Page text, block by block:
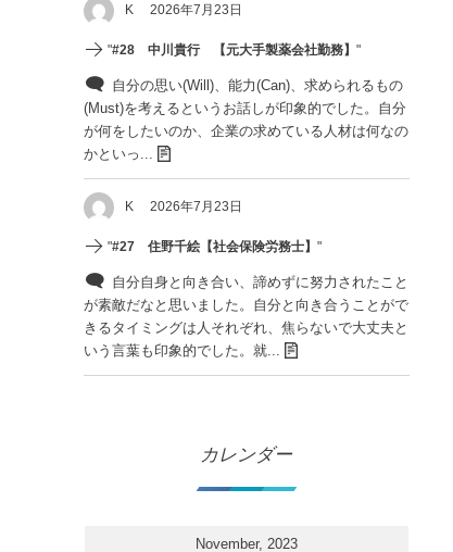
K 2026年7月23日
"#28 中川貴行 【元大手製薬会社勤務】"
自分の思い(Will)、能力(Can)、求められるもの
(Must)を考えるというお話しが印象的でした。自分
が何をしたいのか、企業の求めている人材は何なの
かといっ...
K 2026年7月23日
"#27 住野千絵【社会保険労務士】"
自分自身と向き合い、諦めずに努力されたこと
が素敵だなと思いました。自分と向き合うことがで
きるタイミングは人それぞれ、焦らないで大丈夫と
いう言葉も印象的でした。就...
カレンダー
November, 2023